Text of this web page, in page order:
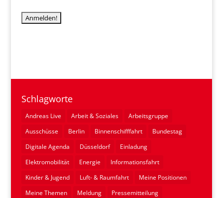
Schlagworte
Andreas Live Arbeit & Soziales
Arbeitsgruppe
Ausschüsse
Berlin Binnenschifffahrt
Bundestag
Digitale Agenda
Düsseldorf
Einladung
Elektromobilität
Energie
Informationsfahrt
Kinder & Jugend
Luft- & Raumfahrt
Meine Positionen
Meine Themen
Meldung
Pressemitteilung